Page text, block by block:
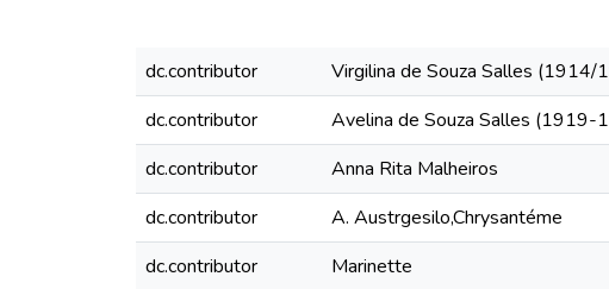
dc.contributor Virgilina de Souza Salles (1914/
dc.contributor
Avelina de Souza Salles (1919-
dc.contributor
Anna Rita Malheiros
dc.contributor
A. Austrgesilo,Chrysantéme
dc.contributor
Marinette